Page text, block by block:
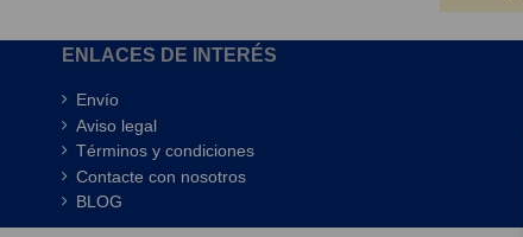
ENLACES DE INTERÉS
Envío
Aviso legal
Términos y condiciones
Contacte con nosotros
BLOG